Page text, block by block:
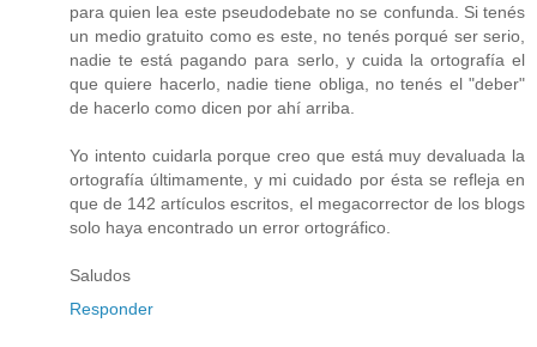
para quien lea este pseudodebate no se confunda. Si tenés
un medio gratuito como es este, no tenés porqué ser serio,
nadie te está pagando para serlo, y cuida la ortografía el
que quiere hacerlo, nadie tiene obliga, no tenés el "deber"
de hacerlo como dicen por ahí arriba.
Yo intento cuidarla porque creo que está muy devaluada la
ortografía últimamente, y mi cuidado por ésta se refleja en
que de 142 artículos escritos, el megacorrector de los blogs
solo haya encontrado un error ortográfico.
Saludos
Responder